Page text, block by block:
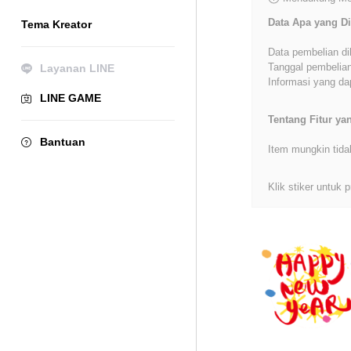
Tema Kreator
Layanan LINE
LINE GAME
Bantuan
Data Apa yang
Data pembelian
Tanggal
Informasi yang
Tentang Fitur
Item mungkin
Klik stiker untuk